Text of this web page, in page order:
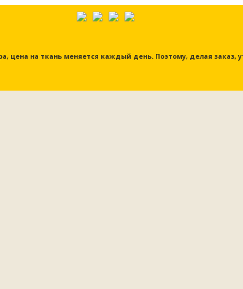
цена на ткань меняется каждый день. Поэтому, делая